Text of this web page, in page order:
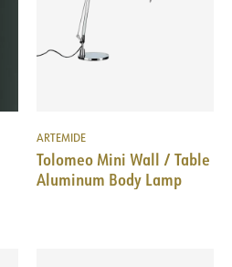
ARTEMIDE
Tolomeo Mini Wall / Table
Aluminum Body Lamp